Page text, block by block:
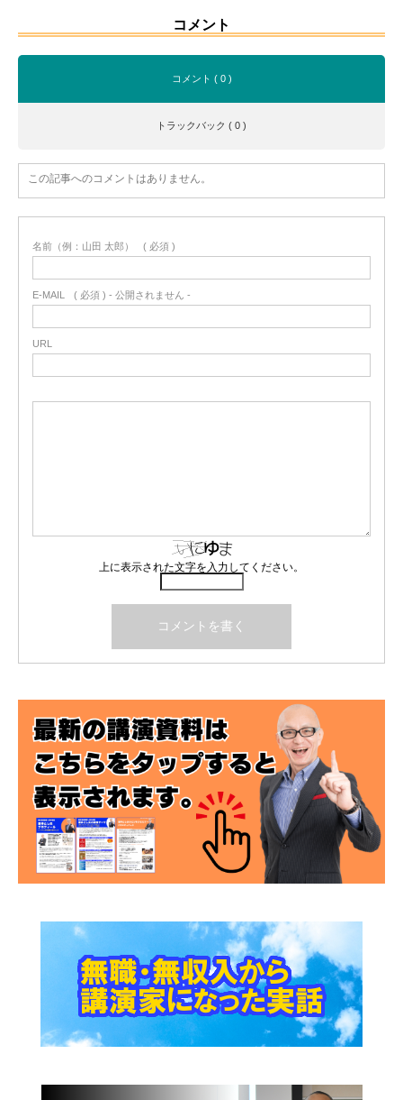
コメント
コメント ( 0 )
トラックバック ( 0 )
この記事へのコメントはありません。
名前（例：山田 太郎） ( 必須 )
E-MAIL ( 必須 ) - 公開されません -
URL
上に表示された文字を入力してください。